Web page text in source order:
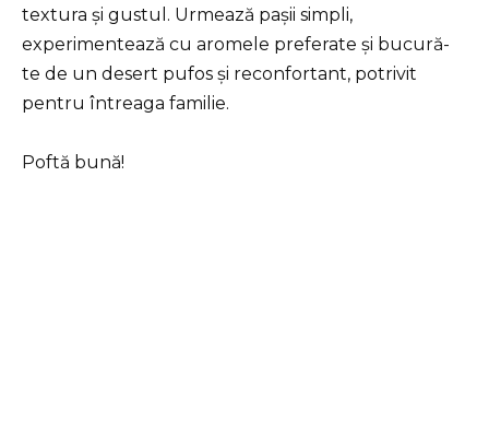
textura și gustul. Urmează pașii simpli,
experimentează cu aromele preferate și bucură-
te de un desert pufos și reconfortant, potrivit
pentru întreaga familie.
Poftă bună!